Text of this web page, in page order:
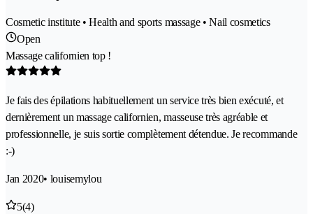
Cosmetic institute • Health and sports massage • Nail cosmetics
Open
Massage californien top !
Je fais des épilations habituellement un service très bien exécuté, et
dernièrement un massage californien, masseuse très agréable et
professionnelle, je suis sortie complètement détendue. Je recommande
:-)
Jan 2020• louisemylou
5(4)